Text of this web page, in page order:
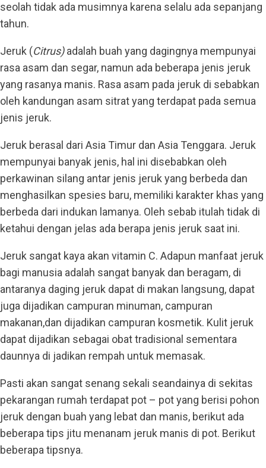
seolah tidak ada musimnya karena selalu ada sepanjang
tahun.
Jeruk (Citrus)adalah buah yang dagingnya mempunyai
rasa asam dan segar, namun ada beberapa jenis jeruk
yang rasanya manis. Rasa asam pada jeruk di sebabkan
oleh kandungan asam sitrat yang terdapat pada semua
jenis jeruk.
Jeruk berasal dari Asia Timur dan Asia Tenggara. Jeruk
mempunyai banyak jenis, hal ini disebabkan oleh
perkawinan silang antar jenis jeruk yang berbeda dan
menghasilkan spesies baru, memiliki karakter khas yang
berbeda dari indukan lamanya. Oleh sebab itulah tidak di
ketahui dengan jelas ada berapa jenis jeruk saat ini.
Jeruk sangat kaya akan vitamin C. Adapun manfaat jeruk
bagi manusia adalah sangat banyak dan beragam, di
antaranya daging jeruk dapat di makan langsung, dapat
juga dijadikan campuran minuman, campuran
makanan,dan dijadikan campuran kosmetik. Kulit jeruk
dapat dijadikan sebagai obat tradisional sementara
daunnya di jadikan rempah untuk memasak.
Pasti akan sangat senang sekali seandainya di sekitas
pekarangan rumah terdapat pot – pot yang berisi pohon
jeruk dengan buah yang lebat dan manis, berikut ada
beberapa tips jitu menanam jeruk manis di pot. Berikut
beberapa tipsnya.